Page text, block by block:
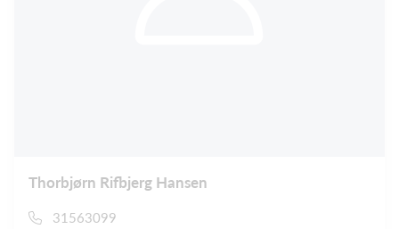
Thorbjørn Rifbjerg Hansen
31563099